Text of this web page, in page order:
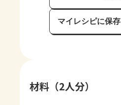
マイレシピに保存
保存済み
材料（2人分）